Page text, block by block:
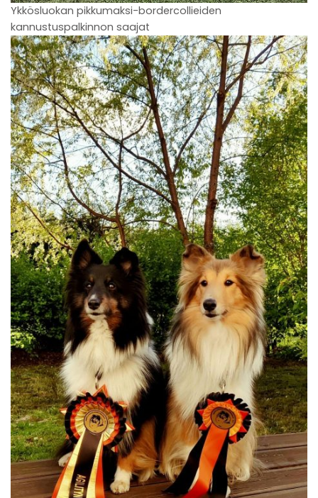
Ykkösluokan pikkumaksi-bordercollieiden
kannustuspalkinnon saajat